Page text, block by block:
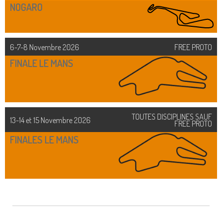
NOGARO
6-7-8 Novembre 2026 FREE PROTO
FINALE LE MANS
13-14 et 15 Novembre 2026 TOUTES DISCIPLINES SAUF
FREE PROTO
FINALES LE MANS